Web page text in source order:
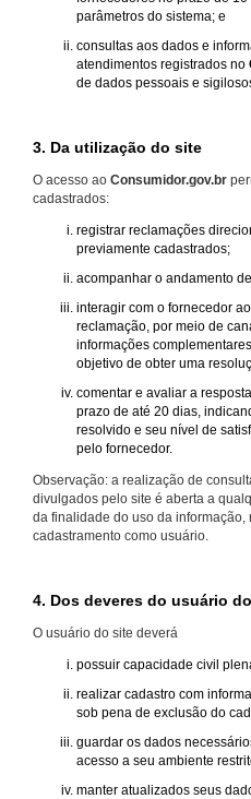
parâmetros do sistema; e
consultas aos dados e
atendimentos registrados no
de dados pessoais e
3. Da utilização do site
O acesso ao Consumidor.gov.br
cadastrados:
registrar reclamações
previamente cadastrados;
acompanhar o andamento
interagir com o fornecedor
reclamação, por meio de
informações
objetivo de obter uma
comentar e avaliar a
prazo de até 20 dias,
resolvido e seu nível de
pelo fornecedor.
Observação: a realização de
divulgados pelo site é aberta a
da finalidade do uso da
cadastramento como usuário.
4. Dos deveres do usuário
O usuário do site deverá
possuir capacidade civil
realizar cadastro com
sob pena de exclusão do
guardar os dados
acesso a seu ambiente
manter atualizados seus